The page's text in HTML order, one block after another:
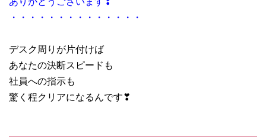
・・・・・・・・・・・・・・
デスク周りが片付けば
あなたの決断スピードも
社員への指示も
驚く程クリアになるんです❣